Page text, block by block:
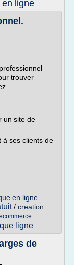
ligne
trouver
un site de
à ses clients de
en ligne
/ creation
ligne
de